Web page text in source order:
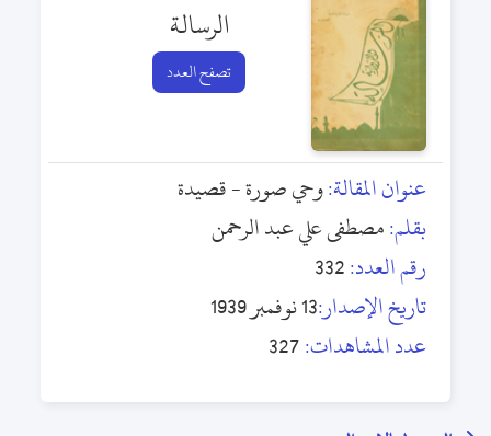
الرسالة
تصفح العدد
عنوان المقالة:وحي صورة - قصيدة
بقلم:مصطفى علي عبد الرحمن
رقم العدد:332
تاريخ الإصدار:13 نوفمبر 1939
عدد المشاهدات:327